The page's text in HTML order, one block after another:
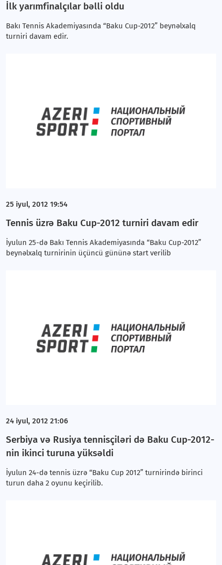
İlk yarımfinalçılar bəlli oldu
Bakı Tennis Akademiyasında “Baku Cup-2012” beynəlxalq
turniri davam edir.
25 iyul, 2012 19:54
Tennis üzrə Baku Cup-2012 turniri davam edir
İyulun 25-də Bakı Tennis Akademiyasında “Baku Cup-2012”
beynəlxalq turnirinin üçüncü gününə start verilib
24 iyul, 2012 21:06
Serbiya və Rusiya tennisçiləri də Baku Cup-2012-
nin ikinci turuna yüksəldi
İyulun 24-də tennis üzrə “Baku Cup 2012” turnirində birinci
turun daha 2 oyunu keçirilib.